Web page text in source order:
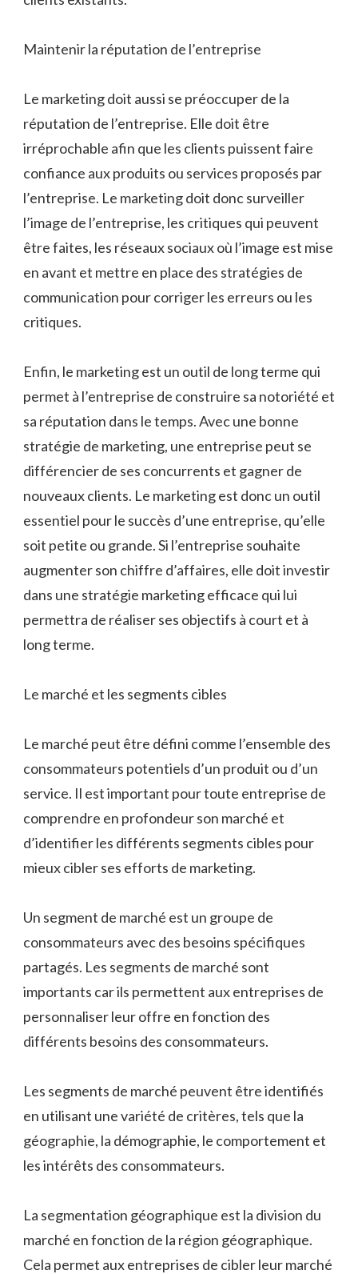
Maintenir la réputation de l’entreprise
Le marketing doit aussi se préoccuper de la
réputation de l’entreprise. Elle doit être
irréprochable afin que les clients puissent faire
confiance aux produits ou services proposés par
l’entreprise. Le marketing doit donc surveiller
l’image de l’entreprise, les critiques qui peuvent
être faites, les réseaux sociaux où l’image est mise
en avant et mettre en place des stratégies de
communication pour corriger les erreurs ou les
critiques.
Enfin, le marketing est un outil de long terme qui
permet à l’entreprise de construire sa notoriété et
sa réputation dans le temps. Avec une bonne
stratégie de marketing, une entreprise peut se
différencier de ses concurrents et gagner de
nouveaux clients. Le marketing est donc un outil
essentiel pour le succès d’une entreprise, qu’elle
soit petite ou grande. Si l’entreprise souhaite
augmenter son chiffre d’affaires, elle doit investir
dans une stratégie marketing efficace qui lui
permettra de réaliser ses objectifs à court et à
long terme.
Le marché et les segments cibles
Le marché peut être défini comme l’ensemble des
consommateurs potentiels d’un produit ou d’un
service. Il est important pour toute entreprise de
comprendre en profondeur son marché et
d’identifier les différents segments cibles pour
mieux cibler ses efforts de marketing.
Un segment de marché est un groupe de
consommateurs avec des besoins spécifiques
partagés. Les segments de marché sont
importants car ils permettent aux entreprises de
personnaliser leur offre en fonction des
différents besoins des consommateurs.
Les segments de marché peuvent être identifiés
en utilisant une variété de critères, tels que la
géographie, la démographie, le comportement et
les intérêts des consommateurs.
La segmentation géographique est la division du
marché en fonction de la région géographique.
Cela permet aux entreprises de cibler leur marché